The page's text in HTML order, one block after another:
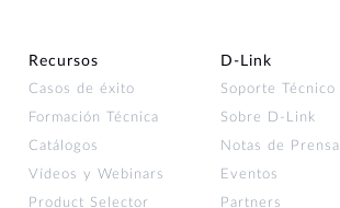
Recursos
Casos de éxito
Formación Técnica
Catálogos
Vídeos y Webinars
Product Selector
D‑Link
Soporte Técnico
Sobre D-Link
Notas de Prensa
Eventos
Partners